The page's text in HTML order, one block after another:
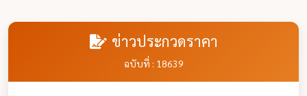
ข่าวประกวดราคา
ฉบับที่ : 18639